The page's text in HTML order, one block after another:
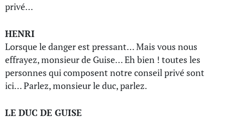
privé…
HENRI
Lorsque le danger est pressant… Mais vous nous
effrayez, monsieur de Guise… Eh bien ! toutes les
personnes qui composent notre conseil privé sont
ici… Parlez, monsieur le duc, parlez.
LE DUC DE GUISE